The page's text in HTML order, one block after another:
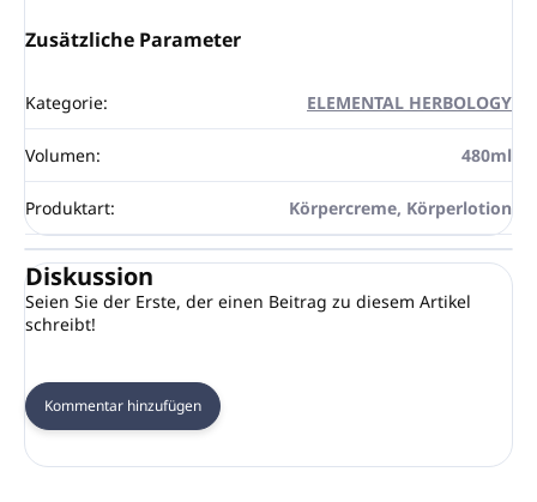
Zusätzliche Parameter
Kategorie: ELEMENTAL HERBOLOGY
Volumen: 480ml
Produktart: Körpercreme, Körperlotion
Diskussion
Seien Sie der Erste, der einen Beitrag zu diesem Artikel
schreibt!
Kommentar hinzufügen